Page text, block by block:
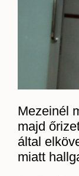
Mezeinél
majd
által
miatt